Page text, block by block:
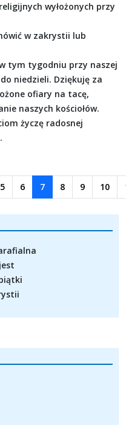
wyłożonych przy
w zakrystii lub
tym tygodniu przy naszej
niedzieli. Dziękuję za
ofiary na tacę,
naszych kościołów.
życzę radosnej
5 6 7 8 9 10